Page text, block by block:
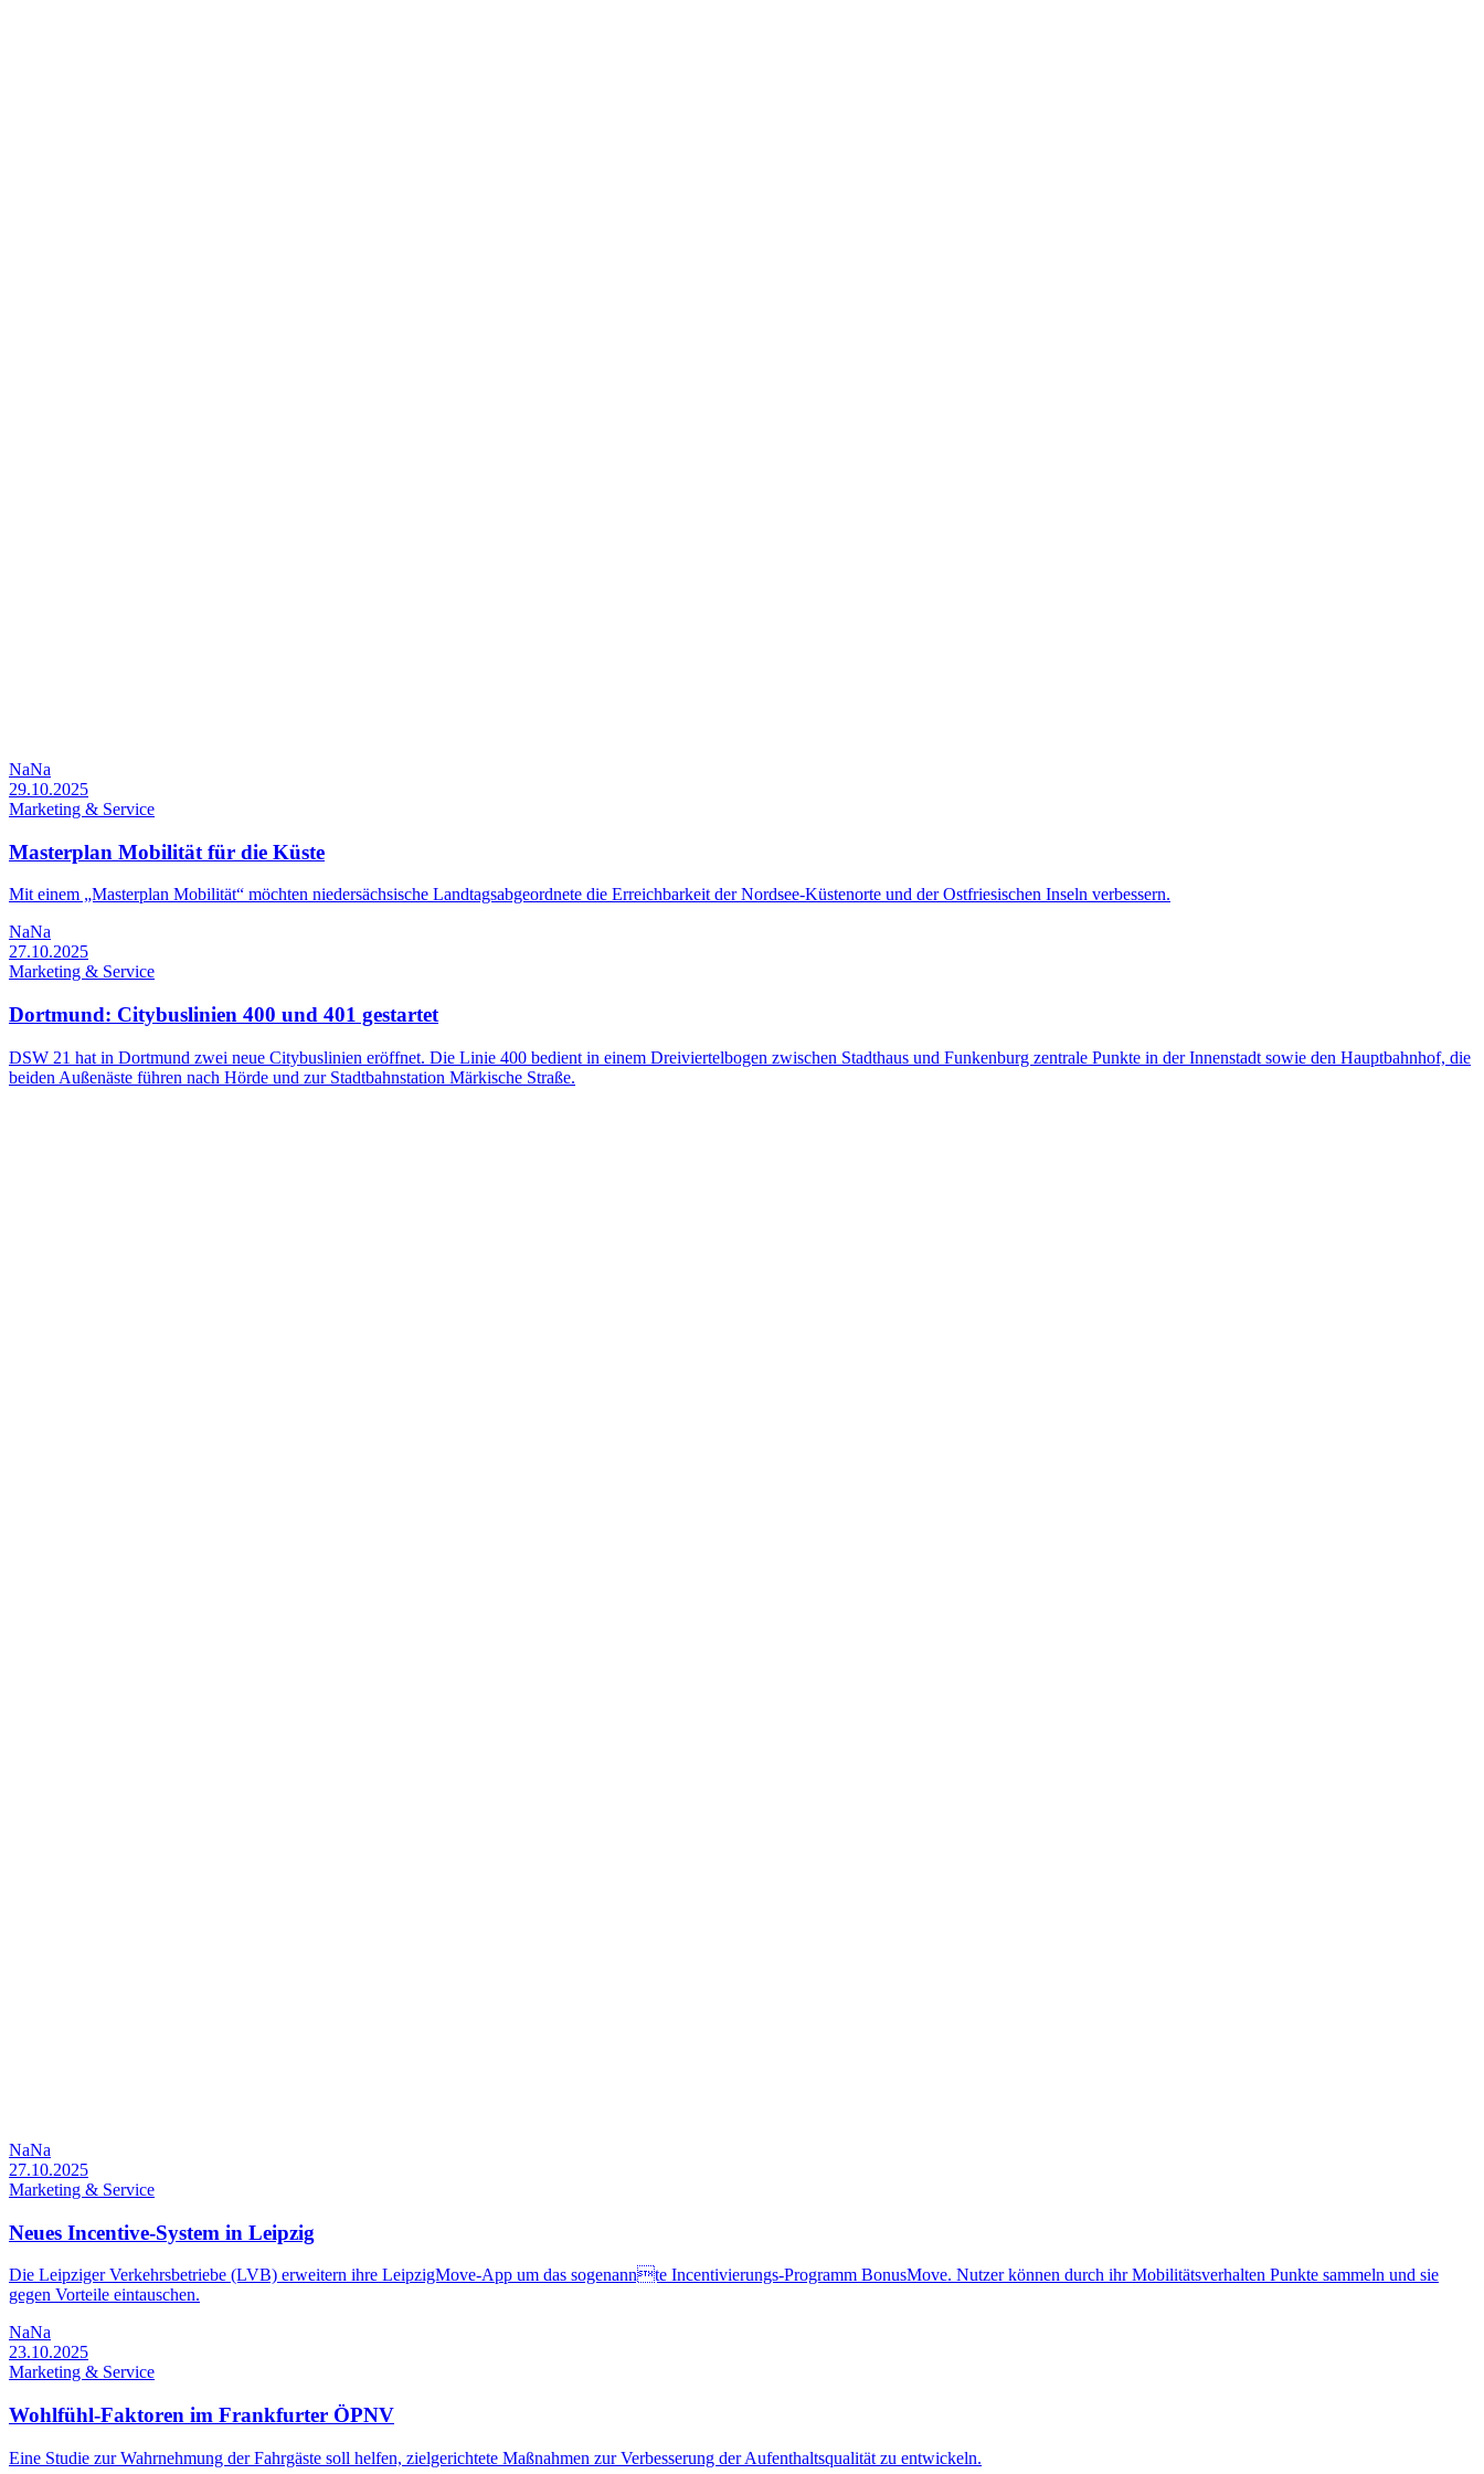
NaNa
29.10.2025
Marketing & Service
Masterplan Mobilität für die Küste
Mit einem „Masterplan Mobilität“ möchten niedersächsische Landtagsabgeordnete die Erreichbarkeit der Nordsee-Küstenorte und der Ostfriesischen Inseln verbessern.
NaNa
27.10.2025
Marketing & Service
Dortmund: Citybuslinien 400 und 401 gestartet
DSW 21 hat in Dortmund zwei neue Citybuslinien eröffnet. Die Linie 400 bedient in einem Dreiviertelbogen zwischen Stadthaus und Funkenburg zentrale Punkte in der Innenstadt sowie den Hauptbahnhof, die
beiden Außenäste führen nach Hörde und zur Stadtbahnstation Märkische Straße.
NaNa
27.10.2025
Marketing & Service
Neues Incentive-System in Leipzig
Die Leipziger Verkehrsbetriebe (LVB) erweitern ihre LeipzigMove-App um das sogenannte Incentivierungs-Programm BonusMove. Nutzer können durch ihr Mobilitätsverhalten Punkte sammeln und sie
gegen Vorteile eintauschen.
NaNa
23.10.2025
Marketing & Service
Wohlfühl-Faktoren im Frankfurter ÖPNV
Eine Studie zur Wahrnehmung der Fahrgäste soll helfen, zielgerichtete Maßnahmen zur Verbesserung der Aufenthaltsqualität zu entwickeln.